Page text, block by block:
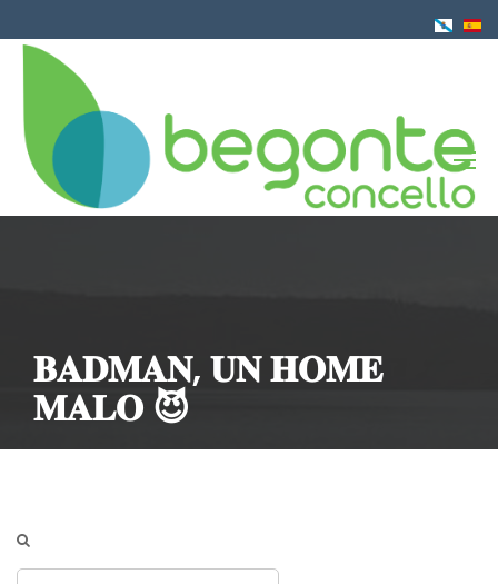
al
contenido
𝐁𝐀𝐃𝐌𝐀𝐍, 𝐔𝐍 𝐇𝐎𝐌𝐄
𝐌𝐀𝐋𝐎 😈